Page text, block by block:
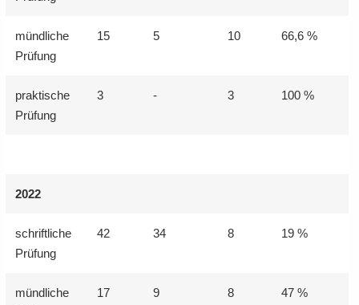
münd­li­che
Prü­fung
15 5 10 66,6 %
prak­ti­sche
Prü­fung
3 - 3 100 %
2022
schrift­li­che
Prü­fung
42 34 8 19 %
münd­li­che
17 9 8 47 %